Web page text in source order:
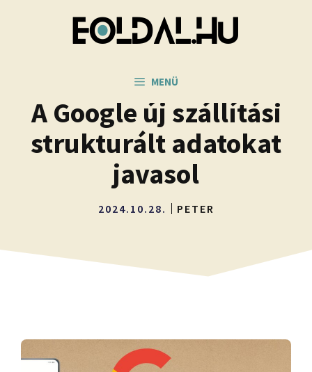
MENÜ
A Google új szállítási
strukturált adatokat
javasol
2024.10.28. PETER